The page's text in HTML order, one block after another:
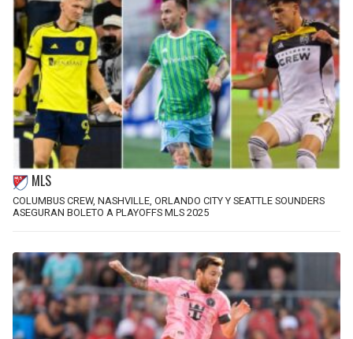
MLS
COLUMBUS CREW, NASHVILLE, ORLANDO CITY Y SEATTLE SOUNDERS
ASEGURAN BOLETO A PLAYOFFS MLS 2025